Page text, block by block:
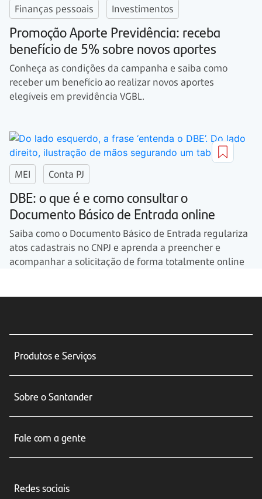
Finanças pessoais Investimentos
Promoção Aporte Previdência: receba
benefício de 5% sobre novos aportes
Conheça as condições da campanha e saiba como
receber um benefício ao realizar novos aportes
elegíveis em previdência VGBL.
MEI Conta PJ
DBE: o que é e como consultar o
Documento Básico de Entrada online
Saiba como o Documento Básico de Entrada regulariza
atos cadastrais no CNPJ e aprenda a preencher e
acompanhar a solicitação de forma totalmente online
Produtos e Serviços
Seguros
Crédito e Financiamentos
Investimentos
Sobre o Santander
Fale com a gente
Central de Renegociação
Redes sociais